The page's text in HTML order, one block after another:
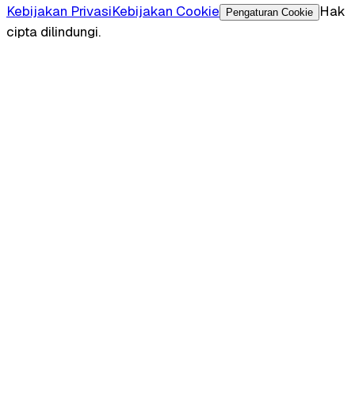
Kebijakan PrivasiKebijakan Cookie Pengaturan Cookie
Hak
cipta dilindungi.